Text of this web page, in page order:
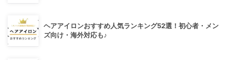
ヘアアイロンおすすめ人気ランキング52選！初心者・メン
ズ向け・海外対応も♪